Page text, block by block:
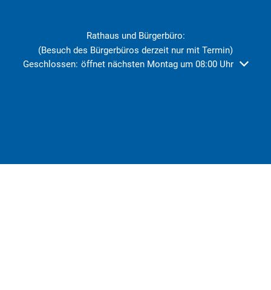
Rathaus und Bürgerbüro:
(Besuch des Bürgerbüros derzeit nur mit Termin)
Klicken, um weitere Öffnungs- oder Schließzeiten
Geschlossen: öffnet nächsten Montag um 08:00 Uhr